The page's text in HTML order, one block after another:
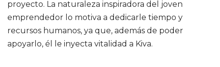
proyecto. La naturaleza inspiradora del joven
emprendedor lo motiva a dedicarle tiempo y
recursos humanos, ya que, además de poder
apoyarlo, él le inyecta vitalidad a Kiva.